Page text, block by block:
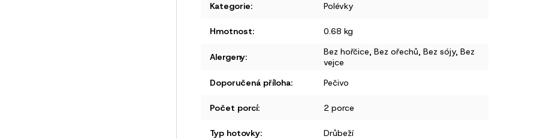
Kategorie: Polévky
Hmotnost: 0.68 kg
Alergeny:
Bez hořčice, Bez ořechů, Bez sójy, Bez
vejce
Doporučená příloha: Pečivo
Počet porcí: 2 porce
Typ hotovky: Drůbeží